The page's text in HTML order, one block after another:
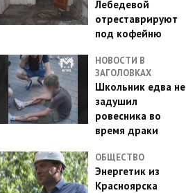
Лебедевой
отреставрируют
под кофейню
НОВОСТИ В
ЗАГОЛОВКАХ
Школьник едва не
задушил
ровесника во
время драки
ОБЩЕСТВО
Энергетик из
Красноярска